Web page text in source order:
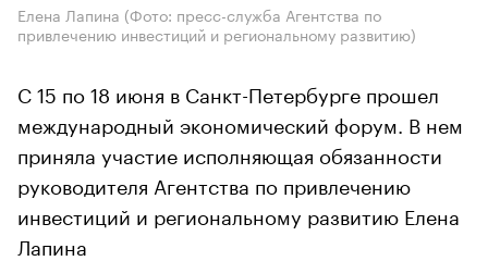
Елена Лапина (Фото: пресс-служба Агентства по
привлечению инвестиций и региональному развитию)
С 15 по 18 июня в Санкт-Петербурге прошел
международный экономический форум. В нем
приняла участие исполняющая обязанности
руководителя Агентства по привлечению
инвестиций и региональному развитию Елена
Лапина